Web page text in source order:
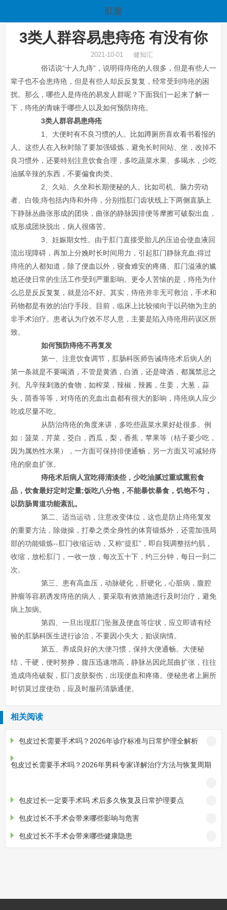
肛瘘
3类人群容易患痔疮 有没有你
2021-10-01 健知汇
俗话说“十人九痔”，说明得痔疮的人很多，但是有些人一
辈子也不会患痔疮，但是有些人却反反复复，经常受到痔疮的困
扰。那么，哪些人是痔疮的易发人群呢？下面我们一起来了解一
下，痔疮的青睐于哪些人以及如何预防痔疮。
3类人群容易患痔疮
1、大便时有不良习惯的人。比如蹲厕所喜欢看书看报的
人。这些人在入秋时除了要加强锻炼，避免长时间站、坐，改掉不
良习惯外，还要特别注意饮食合理，多吃蔬菜水果、多喝水，少吃
油腻辛辣的东西，不要偏食肉类。
2、久站、久坐和长期便秘的人。比如司机、脑力劳动
者、白领;痔包括内痔和外痔，分别指肛门齿状线上下两侧直肠上
下静脉丛曲张形成的团块，曲张的静脉因排便等摩擦可破裂出血，
或形成团块脱出，病人很痛苦。
3、妊娠期女性。由于肛门直接受胎儿的压迫会使血液回
流出现障碍，再加上分娩时长时间用力，引起肛门静脉充血;得过
痔疮的人都知道，除了便血以外，寝食难安的疼痛、肛门溢液的尴
尬还使日常的生活工作受到严重影响。更令人苦恼的是，痔疮为什
么总是反反复复，就是治不好。其实，痔疮并非无可救治，手术和
药物都是有效的治疗手段。目前，临床上比较倾向于以药物为主的
非手术治疗。患者认为疗效不尽人意，主要是陷入痔疮用药误区所
致。
如何预防痔疮不再复发
第一、注意饮食调节，肛肠科医师告诫痔疮术后病人的
第一条就是不要喝酒，不管是黄酒，白酒，还是啤酒，都属禁忌之
列。凡辛辣刺激的食物，如榨菜，辣椒，辣酱，生姜，大葱，蒜
头，茴香等等，对痔疮的充血出血都有很大的影响，痔疮病人应少
吃或尽量不吃。
从防治痔疮的角度来讲，多吃些蔬菜水果好处很多。例
如：菠菜，芹菜，茭白，西瓜，梨，香蕉，苹果等（桔子要少吃，
因为属热性水果），一方面可保持排便通畅，另一方面又可减轻痔
疮的瘀血扩张。
痔疮术后病人宜吃得清淡些，少吃油腻过重或熏煎食
品，饮食最好定时定量;饭吃八分饱，不能暴饮暴食，饥饱不匀，
以防肠胃道功能紊乱。
第二、适当运动，注意改变体位，这也是防止痔疮复发
的重要方法，除做操，打拳之类全身性的体育锻炼外，还需加强局
部的功能锻炼--肛门收缩运动，又称“提肛”，即自我调整括约肌，
收缩，放松肛门，一收一放，每次五十下，约三分钟，每日一到二
次。
第三、患有高血压，动脉硬化，肝硬化，心脏病，腹腔
肿瘤等容易诱发痔疮的病人，要采取有效措施进行及时治疗，避免
病上加病。
第四、一旦出现肛门坠胀及便血等症状，应立即请有经
验的肛肠科医生进行诊治，不要因小失大，贻误病情。
第五、养成良好的大便习惯，保持大便通畅。大便秘
结，干硬，便时努挣，腹压迅速增高，静脉丛因此屈曲扩张，往往
造成痔疮破裂，肛门皮肤裂伤，出现便血和疼痛。便秘患者上厕所
时切莫过度使劲，应及时服药清肠通便。
相关阅读
包皮过长需要手术吗？2026年诊疗标准与日常护理全解析
包皮过长需要手术吗？2026年男科专家详解治疗方法与恢复周期
包皮过长一定要手术吗 术后多久恢复及日常护理要点
包皮过长不手术会带来哪些影响与危害
包皮过长不手术会带来哪些健康隐患